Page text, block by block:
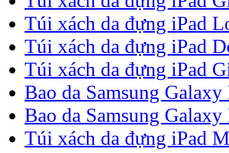
Túi xách da đựng iPad
Túi xách da đựng iPad
Túi xách da đựng iPad
Bao da Samsung
Bao da Samsung
Túi xách da đựng iPad